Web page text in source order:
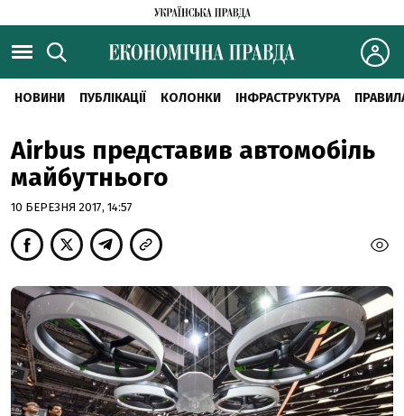
НОВИНИ ПУБЛІКАЦІЇ КОЛОНКИ ІНФРАСТРУКТУРА
Airbus представив автомобіль
майбутнього
10 БЕРЕЗНЯ 2017, 14:57